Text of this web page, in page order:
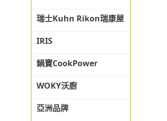
瑞士Kuhn Rikon瑞康屋
IRIS
鍋寶CookPower
WOKY沃廚
亞洲品牌